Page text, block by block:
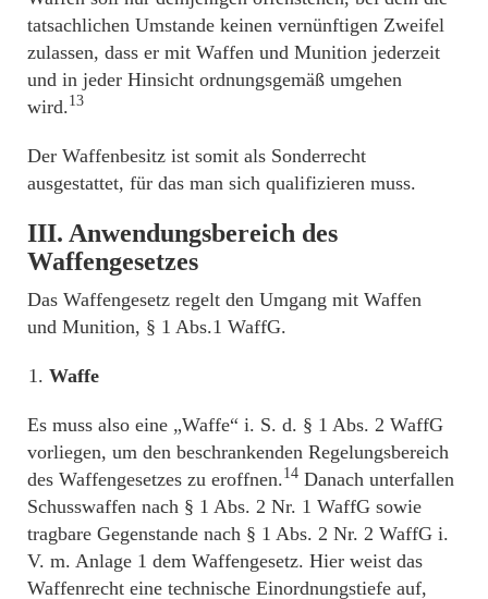
tatsachlichen Umstande keinen vernünftigen Zweifel
zulassen, dass er mit Waffen und Munition jederzeit
und in jeder Hinsicht ordnungsgemäß umgehen
wird.13
Der Waffenbesitz ist somit als Sonderrecht
ausgestattet, für das man sich qualifizieren muss.
III. Anwendungsbereich des
Waffengesetzes
Das Waffengesetz regelt den Umgang mit Waffen
und Munition, § 1 Abs.1 WaffG.
Waffe
Es muss also eine „Waffe“ i. S. d. § 1 Abs. 2 WaffG
vorliegen, um den beschrankenden Regelungsbereich
des Waffengesetzes zu eroffnen.14 Danach unterfallen
Schusswaffen nach § 1 Abs. 2 Nr. 1 WaffG sowie
tragbare Gegenstande nach § 1 Abs. 2 Nr. 2 WaffG i.
V. m. Anlage 1 dem Waffengesetz. Hier weist das
Waffenrecht eine technische Einordnungstiefe auf,